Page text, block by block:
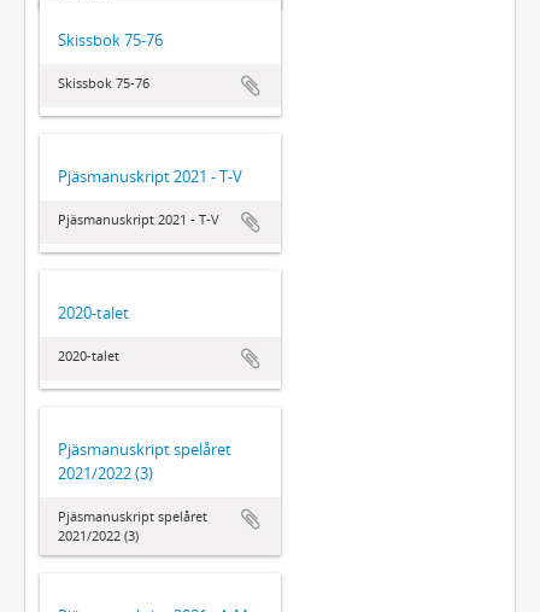
Skissbok 75-76
Skissbok 75-76
Pjäsmanuskript 2021 - T-V
Pjäsmanuskript 2021 - T-V
2020-talet
2020-talet
Pjäsmanuskript spelåret
2021/2022 (3)
Pjäsmanuskript spelåret
2021/2022 (3)